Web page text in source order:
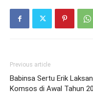
Previous article
Babinsa Sertu Erik
Komsos di Awal Tahun